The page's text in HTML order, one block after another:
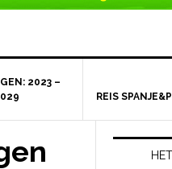
2023 –
REIS